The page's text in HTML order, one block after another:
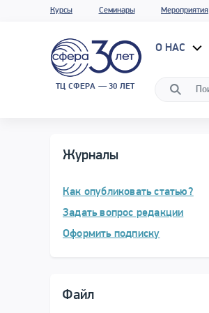
Курсы Семинары Мероприятия
ТЦ СФЕРА — 30 ЛЕТ
О НАС
Журналы
Как опубликовать статью?
Задать вопрос редакции
Оформить подписку
Файл